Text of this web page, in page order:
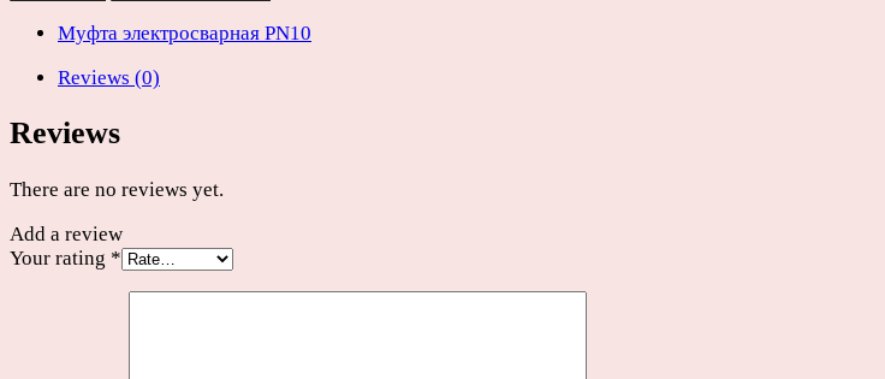
PN10
D280мм
Муфта электросварная PN10
Reviews (0)
Reviews
There are no reviews yet.
Add a review
Your rating *